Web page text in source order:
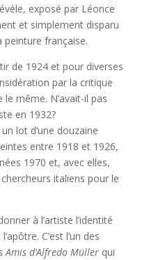
exposé par Léonce
et simplement disparu
peinture française.
de 1924 et pour diverses
par la critique
même. N’avait-il pas
en 1932?
lot d’une douzaine
entre 1918 et 1926,
1970 et, avec elles,
italiens pour le
à l’artiste l’identité
C’est l’un des
Amis d’Alfredo Müllerqui